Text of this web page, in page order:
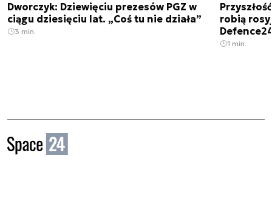
Dworczyk: Dziewięciu prezesów PGZ w
ciągu dziesięciu lat. „Coś tu nie działa”
3 min.
robią
1 min.